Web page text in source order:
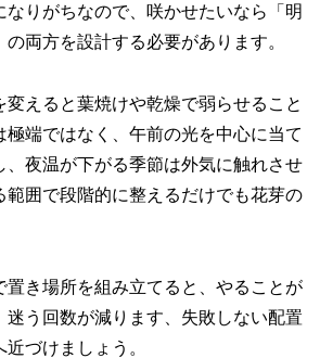
なりがちなので、咲かせたいなら「明
両方を設計する必要があります。
変えると葉焼けや乾燥で弱らせること
極端ではなく、午前の光を中心に当て
、夜温が下がる季節は外気に触れさせ
範囲で段階的に整えるだけでも花芽の
置き場所を組み立てると、やることが
迷う回数が減ります、失敗しない配置
づけましょう。